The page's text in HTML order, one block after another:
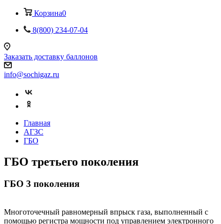
Корзина0
8(800) 234-07-04
Заказать доставку баллонов
info@sochigaz.ru
Главная
АГЗС
ГБО
ГБО третьего поколения
ГБО 3 поколения
Многоточечный равномерный впрыск газа, выполненный с
помощью регистра мощности под управлением электронного